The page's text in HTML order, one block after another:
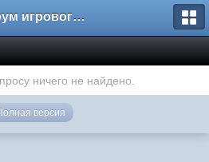
Форум игрового проекта Riverrise
ничего не найдено.
версия